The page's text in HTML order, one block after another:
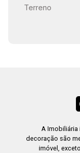
Terreno
A Imobiliária
decoração são
imóvel,